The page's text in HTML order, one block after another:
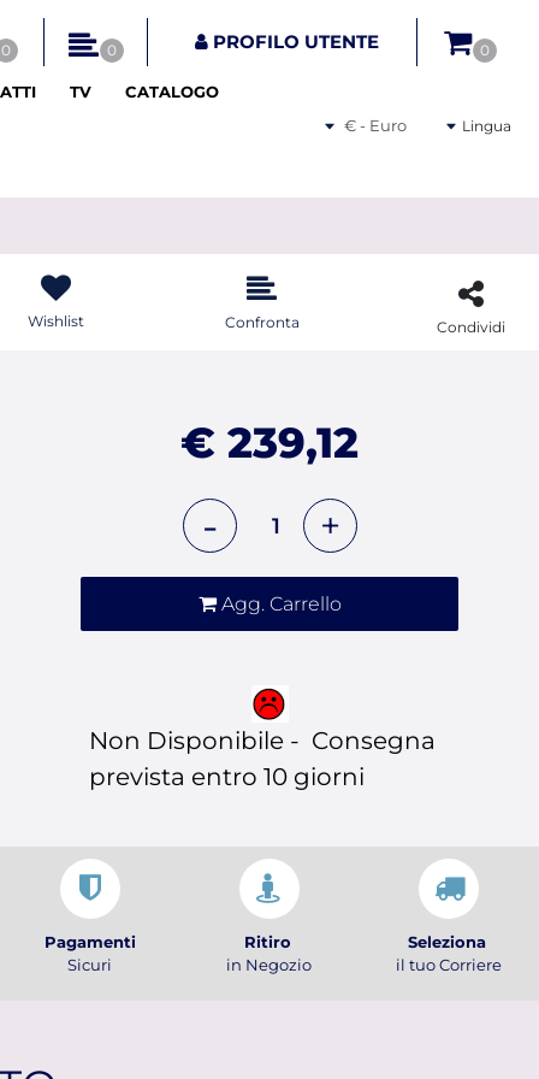
disponibili.
0 0 PROFILO UTENTE 0
TV CATALOGO
Seleziona una valutaLingua
Wishlist Confronta Condividi
€ 239,12
Agg. Carrello
Non Disponibile - Consegna
prevista entro 10 giorni
Pagamenti
Sicuri
Ritiro
in Negozio
Seleziona
il tuo Corriere